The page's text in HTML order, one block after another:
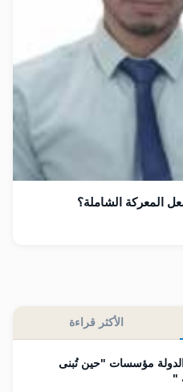
المعركة الشاملة؟
الأكثر قراءة
مؤسسات "حين تُبنى
"